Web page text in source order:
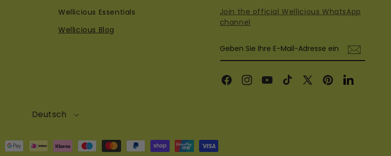
Wellicious Essentials
Wellicious Blog
Join the official Wellicious WhatsApp
channel
Geben Sie Ihre E-Mail-Adresse ein
FacebookInstagramYouTubeTikTokX
PinterestLinkedIn
Deutsch